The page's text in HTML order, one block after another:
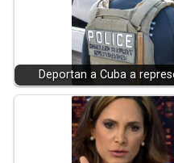
Deportan a Cuba a